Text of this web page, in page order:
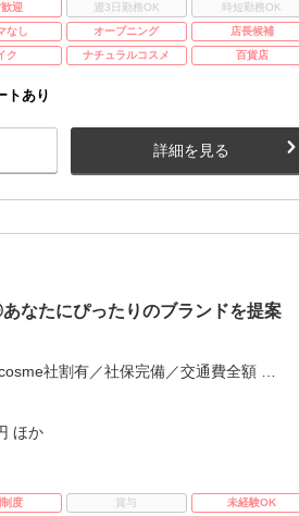
迎 週3日勤務OK
時短勤務OK
なし オープニング
店長候補
ク ナチュラルコスメ 百貨店
トあり
詳細を見る
なたにぴったりのブランドを提案
社割有／社保完備／交通費全額 …
ほか
度 賞与
未経験OK